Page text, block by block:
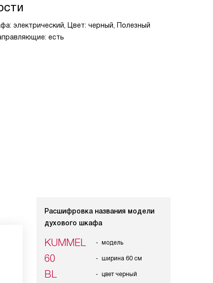
электрический, Цвет: черный, Полезный
есть
Расшифровка названия модели
духового шкафа
KUMMEL модель
60 ширина 60 см
BL цвет черный